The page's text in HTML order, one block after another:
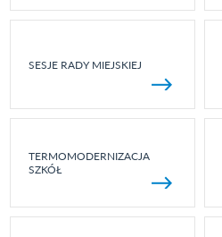
SESJE RADY MIEJSKIEJ
TERMOMODERNIZACJA
SZKÓŁ